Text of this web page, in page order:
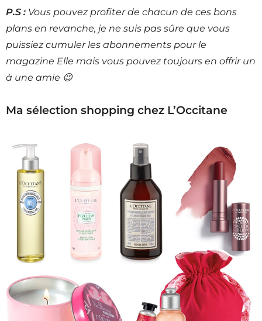
P.S : Vous pouvez profiter de chacun de ces bons
plans en revanche, je ne suis pas sûre que vous
puissiez cumuler les abonnements pour le
magazine Elle mais vous pouvez toujours en offrir un
à une amie 😉
Ma sélection shopping chez L’Occitane